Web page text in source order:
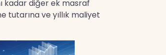
kadar diğer ek masraf
ve yıllık maliyet